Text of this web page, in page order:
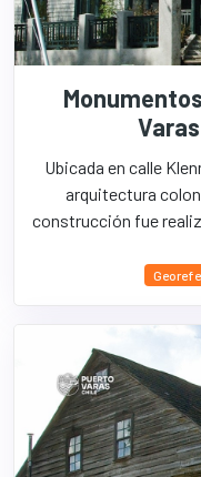
Ubicada en calle
arquitectura
construcción fue